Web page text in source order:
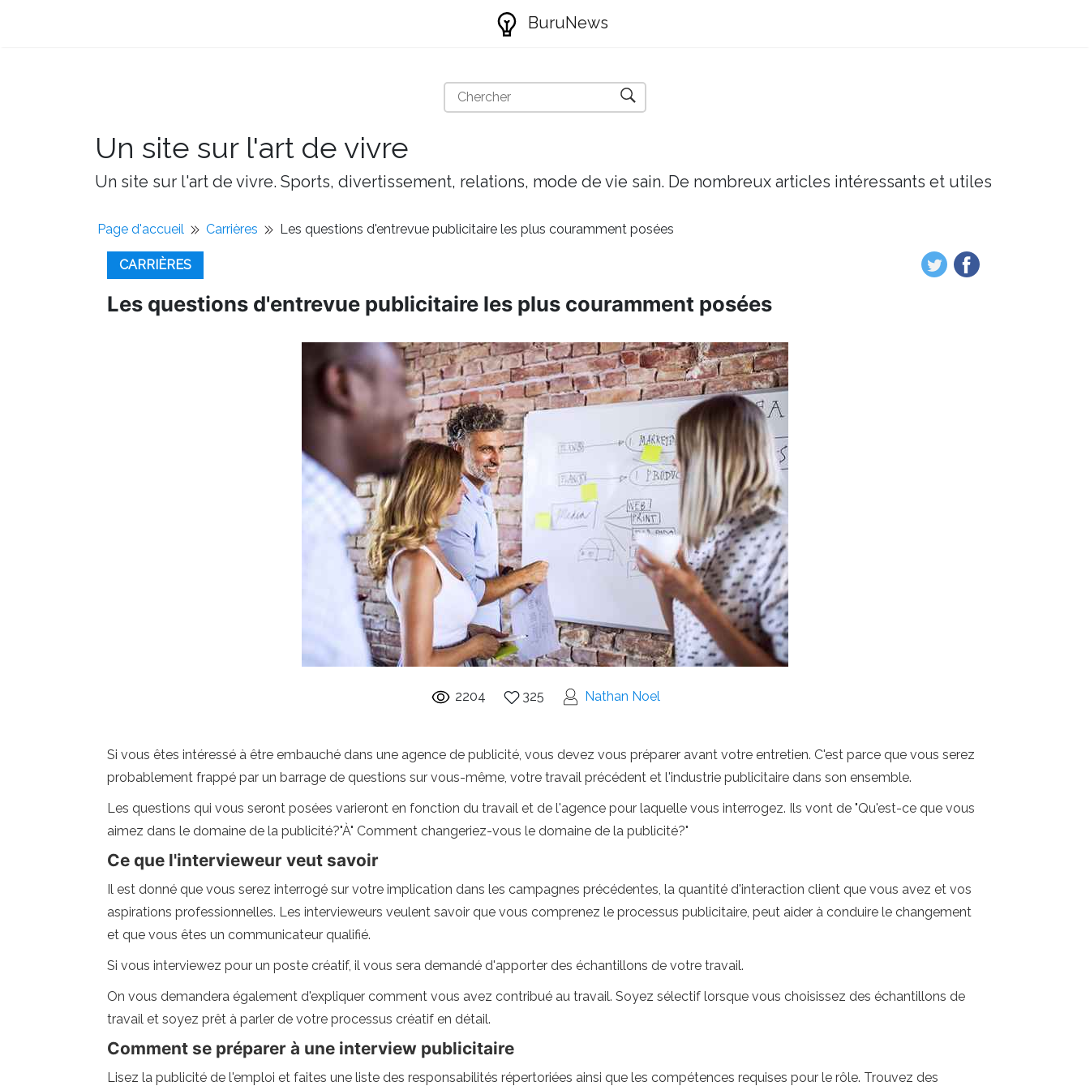
BuruNews
Un site sur l'art de vivre
Un site sur l'art de vivre. Sports, divertissement, relations, mode de vie sain. De nombreux articles intéressants et utiles
Page d'accueil Carrières Les questions d'entrevue publicitaire les plus couramment posées
CARRIÈRES
Les questions d'entrevue publicitaire les plus couramment posées
2204 325 Nathan Noel
Si vous êtes intéressé à être embauché dans une agence de publicité, vous devez vous préparer avant votre entretien. C'est parce que vous serez
probablement frappé par un barrage de questions sur vous-même, votre travail précédent et l'industrie publicitaire dans son ensemble.
Les questions qui vous seront posées varieront en fonction du travail et de l'agence pour laquelle vous interrogez. Ils vont de "Qu'est-ce que vous
aimez dans le domaine de la publicité?"À" Comment changeriez-vous le domaine de la publicité?"
Ce que l'intervieweur veut savoir
Il est donné que vous serez interrogé sur votre implication dans les campagnes précédentes, la quantité d'interaction client que vous avez et vos
aspirations professionnelles. Les intervieweurs veulent savoir que vous comprenez le processus publicitaire, peut aider à conduire le changement
et que vous êtes un communicateur qualifié.
Si vous interviewez pour un poste créatif, il vous sera demandé d'apporter des échantillons de votre travail.
On vous demandera également d'expliquer comment vous avez contribué au travail. Soyez sélectif lorsque vous choisissez des échantillons de
travail et soyez prêt à parler de votre processus créatif en détail.
Comment se préparer à une interview publicitaire
Lisez la publicité de l'emploi et faites une liste des responsabilités répertoriées ainsi que les compétences requises pour le rôle. Trouvez des